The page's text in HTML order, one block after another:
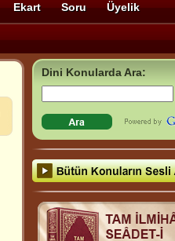
Ekart Soru Üyelik
Dini Konularda Ara: